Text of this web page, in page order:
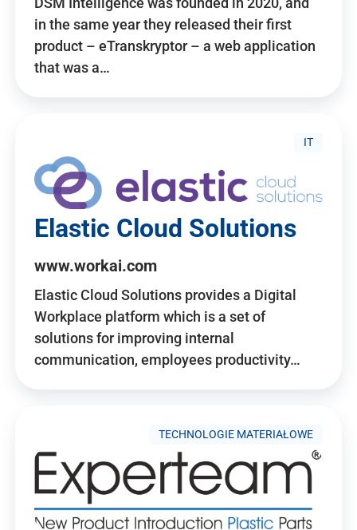
in the same year they released their first
product – eTranskryptor – a web application
that was a…
IT
Elastic Cloud Solutions
www.workai.com
Elastic Cloud Solutions provides a Digital
Workplace platform which is a set of
solutions for improving internal
communication, employees productivity…
TECHNOLOGIE MATERIAŁOWE